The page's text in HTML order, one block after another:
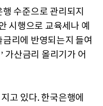
수준으로 관리되지
시행으로 교육세나 예
리에 반영되는지 들여
가산금리 올리기가 어
고 있다. 한국은행에